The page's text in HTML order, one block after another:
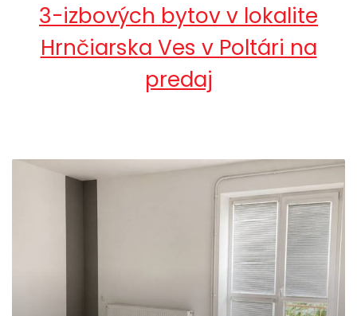
3-izbových bytov v lokalite
Hrnčiarska Ves v Poltári na
predaj